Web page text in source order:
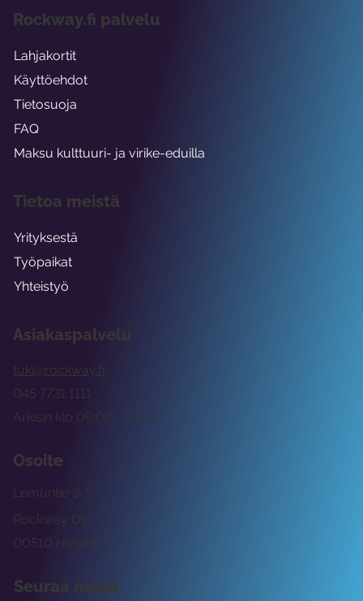
Asiakaspalvelu
tuki@rockway.fi
Arkisin klo 09:00 -15:00
045 7731 1111
Osoite
Rockway Oy
Lemuntie 3-5
00510 Helsinki
Seuraa meitä
Rockway.fi palvelu
Lahjakortit
Käyttöehdot
Tietosuoja
FAQ
Maksu kulttuuri- ja virike-eduilla
Tietoa meistä
Yrityksestä
Työpaikat
Yhteistyö